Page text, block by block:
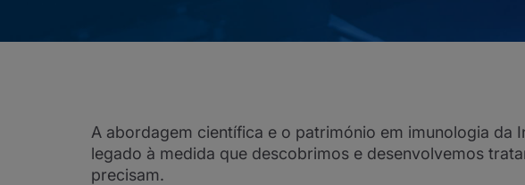
A abordagem científica e o património em imunologia da
legado à medida que descobrimos e desenvolvemos
precisam.